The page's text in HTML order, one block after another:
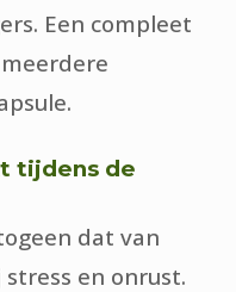
Een compleet
tijdens de
dat van
en onrust.